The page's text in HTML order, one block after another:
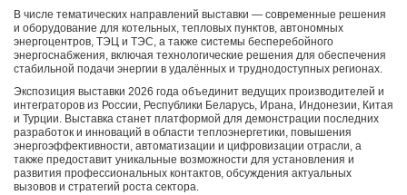
В числе тематических направлений выставки — современные решения
и оборудование для котельных, тепловых пунктов, автономных
энергоцентров, ТЭЦ и ТЭС, а также системы бесперебойного
энергоснабжения, включая технологические решения для обеспечения
стабильной подачи энергии в удалённых и труднодоступных регионах.
Экспозиция выставки 2026 года объединит ведущих производителей и
интеграторов из России, Республики Беларусь, Ирана, Индонезии, Китая
и Турции. Выставка станет платформой для демонстрации последних
разработок и инноваций в области теплоэнергетики, повышения
энергоэффективности, автоматизации и цифровизации отрасли, а
также предоставит уникальные возможности для установления и
развития профессиональных контактов, обсуждения актуальных
вызовов и стратегий роста сектора.